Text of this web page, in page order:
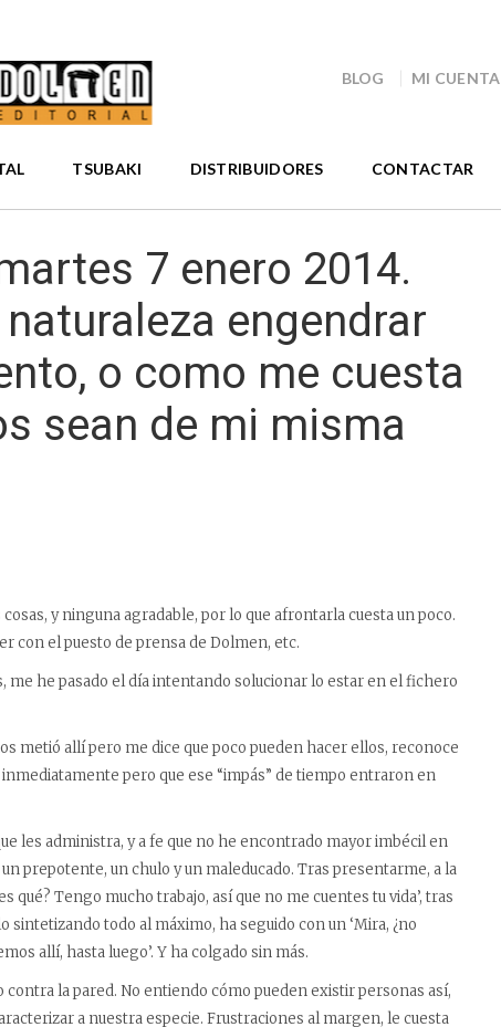
BLOG MI CUENTA
TSUBAKI DISTRIBUIDORES CONTACTAR
7 enero 2014.
engendrar
o como me cuesta
sean de mi misma
y ninguna agradable, por lo que afrontarla cuesta un poco.
con el puesto de prensa de Dolmen, etc.
me he pasado el día intentando solucionar lo estar en el fichero
metió allí pero me dice que poco pueden hacer ellos, reconoce
pero que ese “impás” de tiempo entraron en
les administra, y a fe que no he encontrado mayor imbécil en
prepotente, un chulo y un maleducado. Tras presentarme, a la
qué? Tengo mucho trabajo, así que no me cuentes tu vida’, tras
todo al máximo, ha seguido con un ‘Mira, ¿no
allí, hasta luego’. Y ha colgado sin más.
la pared. No entiendo cómo pueden existir personas así,
a nuestra especie. Frustraciones al margen, le cuesta